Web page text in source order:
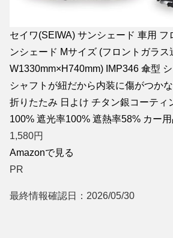
セイワ(SEIWA) サンシェード 車用 フ
ンシェード Mサイズ (フロントガラス
W1330mm×H740mm) IMP346 傘型
シャフトが紐だから内装に傷がつか
折りたたみ 日よけ チタン銀コーティ
100% 遮光率100% 遮熱率58% カー
1,580円
Amazonで見る
PR
最終情報確認日：2026/05/30